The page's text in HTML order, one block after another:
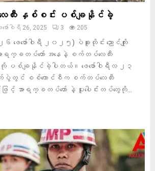
ထီး နှစ်စင်း ပစ်ချနိုင်ခဲ့
ဖော်ဝါရီ 26, 2025 3 205
ေဖော်ဝါရီ ၂၀၂၅) ပဲခူးတိုင်း ညောင်ကျိုး
က္ခတပ်တော် အနေနဲ့ စက်တပ်လေထီး
ကို ပစ်ချနိုင်ခဲ့ပါတယ်။ ဖေဖော်ဝါရီလ ၂၃
ပွဲတွင် စစ်ကောင်စီက စက်တပ်လေထီး
ြင့် အာရက္ခတပ်တော် နဲ့ ပူးပေါင်းတပ်တွေကို...